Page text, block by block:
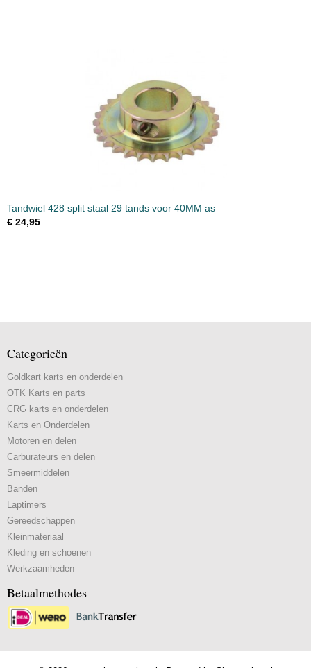
Tandwiel 428 split staal 29 tands voor 40MM as
€ 24,95
Categorieën
Goldkart karts en onderdelen
OTK Karts en parts
CRG karts en onderdelen
Karts en Onderdelen
Motoren en delen
Carburateurs en delen
Smeermiddelen
Banden
Laptimers
Gereedschappen
Kleinmateriaal
Kleding en schoenen
Werkzaamheden
Betaalmethodes